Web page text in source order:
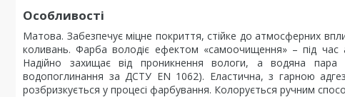
Особливості
Матова. Забезпечує міцне покриття, стійке до атмосферних
коливань. Фарба володіє ефектом «самоочищення» – під час
Надійно захищає від проникнення вологи, а водяна пара
водопоглинання за ДСТУ EN 1062). Еластична, з гарною
розбризкується у процесі фарбування. Колорується ручним